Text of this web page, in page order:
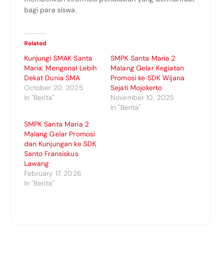
bagi para siswa.
Related
Kunjungi SMAK Santa
Maria: Mengenal Lebih
Dekat Dunia SMA
October 20, 2025
In "Berita"
SMPK Santa Maria 2
Malang Gelar Kegiatan
Promosi ke SDK Wijana
Sejati Mojokerto
November 10, 2025
In "Berita"
SMPK Santa Maria 2
Malang Gelar Promosi
dan Kunjungan ke SDK
Santo Fransiskus
Lawang
February 17, 2026
In "Berita"